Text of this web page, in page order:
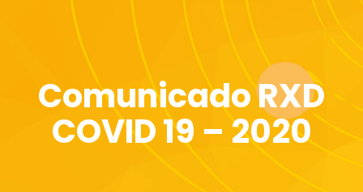
Comunicado RXD
COVID 19 – 2020